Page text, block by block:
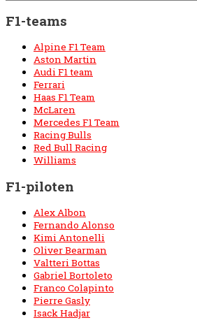
F1-teams
Alpine F1 Team
Aston Martin
Audi F1 team
Ferrari
Haas F1 Team
McLaren
Mercedes F1 Team
Racing Bulls
Red Bull Racing
Williams
F1-piloten
Alex Albon
Fernando Alonso
Kimi Antonelli
Oliver Bearman
Valtteri Bottas
Gabriel Bortoleto
Franco Colapinto
Pierre Gasly
Isack Hadjar